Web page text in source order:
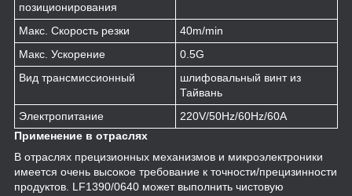
позиционирования
Макс. Скорость резки
40m/min
Макс. Ускорение
0.5G
Вид трансмиссионный
шлифовальный винт из
Тайвань
Электропитание
220V/50Hz/60Hz/60A
Применение в отраслях
В отраслях прецизионных механизмов и микроэлектроники
имеется очень высокое требование к точности/прецизинности
продуктов. LF1390/0640 может выполнить чистовую